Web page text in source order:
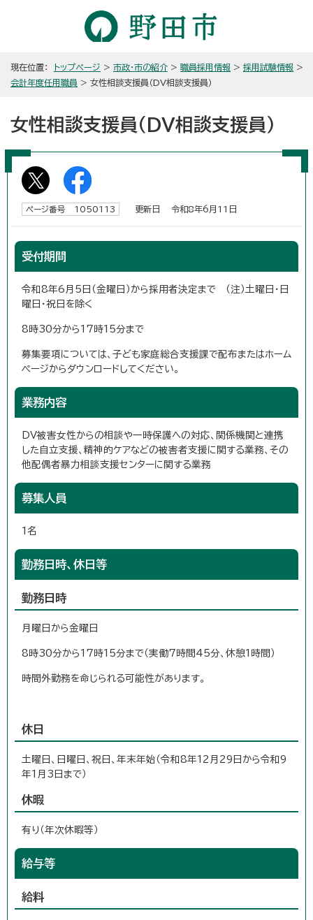
現在位置： トップページ > 市政・市の紹介 > 職員採用情報 > 採用試験情報 >
会計年度任用職員 > 女性相談支援員（DV相談支援員）
女性相談支援員（DV相談支援員）
ページ番号 1050113 更新日 令和8年6月11日
受付期間
令和8年6月5日（金曜日）から採用者決定まで （注）土曜日・日
曜日・祝日を除く
8時30分から17時15分まで
募集要項については、子ども家庭総合支援課で配布またはホーム
ページからダウンロードしてください。
業務内容
DV被害女性からの相談や一時保護への対応、関係機関と連携
した自立支援、精神的ケアなどの被害者支援に関する業務、その
他配偶者暴力相談支援センターに関する業務
募集人員
1名
勤務日時、休日等
勤務日時
月曜日から金曜日
8時30分から17時15分まで（実働7時間45分、休憩1時間）
時間外勤務を命じられる可能性があります。
休日
土曜日、日曜日、祝日、年末年始（令和8年12月29日から令和9
年1月3日まで）
休暇
有り（年次休暇等）
給与等
給料